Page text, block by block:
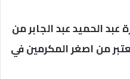
عبد الحميد عبد الجابر من
من اصغر المكرمين في